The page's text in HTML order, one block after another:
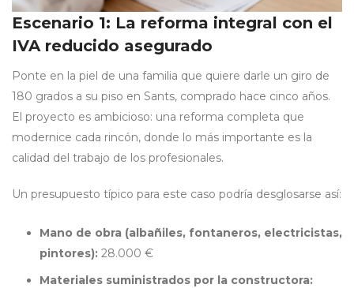
Escenario 1: La reforma integral con el
IVA reducido asegurado
Ponte en la piel de una familia que quiere darle un giro de
180 grados a su piso en Sants, comprado hace cinco años.
El proyecto es ambicioso: una reforma completa que
modernice cada rincón, donde lo más importante es la
calidad del trabajo de los profesionales.
Un presupuesto típico para este caso podría desglosarse así:
Mano de obra (albañiles, fontaneros, electricistas,
pintores): 28.000 €
Materiales suministrados por la constructora: